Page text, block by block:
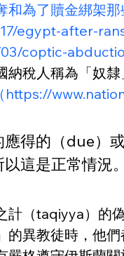
和為了贖金綁架
egypt-after-
coptic-
納稅人稱為「奴隸
得的（due
這是正常情
（taqiyya）的
異教徒時，他